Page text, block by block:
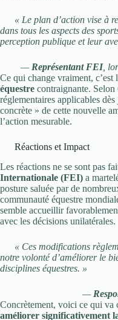
« Le plan d’action vise à
dans tous les aspects des
perception publique et leur
— Représentant FEI,
Ce qui change vraiment, c’est
équestre contraignante. Selon
réglementaires applicables
concrète » de cette nouvelle
l’action mesurable.
Réactions et Impact
Les réactions ne se sont pas
Internationale (FEI) a
posture saluée par de
communauté équestre
semble accueillir
avec les décisions unilatérales.
« Ces modifications
notre volonté d’améliorer le
disciplines équestres. »
—
Concrètement, voici ce qui va
améliorer significativement